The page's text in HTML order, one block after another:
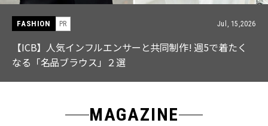
FASHION PR Jul, 15,2026
【ICB】人気インフルエンサーと共同制作! 週5で着たく
なる「名品ブラウス」２選
MAGAZINE